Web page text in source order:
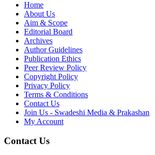
Home
About Us
Aim & Scope
Editorial Board
Archives
Author Guidelines
Publication Ethics
Peer Review Policy
Copyright Policy
Privacy Policy
Terms & Conditions
Contact Us
Join Us - Swadeshi Media & Prakashan
My Account
Contact Us